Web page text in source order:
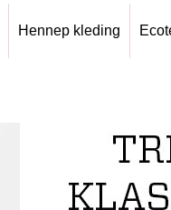
Hennep kleding